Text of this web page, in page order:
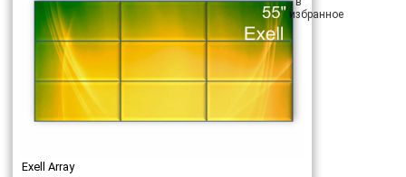
Exell Array